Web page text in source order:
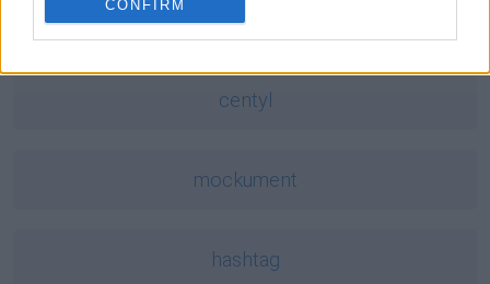
CONFIRM
Mogą Cię zainteresować również hasła
centyl
mockument
hashtag